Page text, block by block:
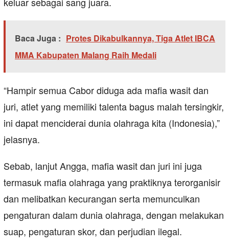
Baca Juga : Protes Dikabulkannya, Tiga Atlet IBCA
MMA Kabupaten Malang Raih Medali
“Hampir semua Cabor diduga ada mafia wasit dan
juri, atlet yang memiliki talenta bagus malah tersingkir,
ini dapat menciderai dunia olahraga kita (Indonesia),”
jelasnya.
Sebab, lanjut Angga, mafia wasit dan juri ini juga
termasuk mafia olahraga yang praktiknya terorganisir
dan melibatkan kecurangan serta memunculkan
pengaturan dalam dunia olahraga, dengan melakukan
suap, pengaturan skor, dan perjudian ilegal.